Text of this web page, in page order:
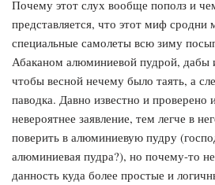
Почему этот слух вообще пополз и
представляется, что этот миф
специальные самолеты всю зиму
Абаканом алюминиевой пудрой, дабы
чтобы весной нечему было таять, а
паводка. Давно известно и проверено
невероятнее заявление, тем легче в
поверить в алюминиевую пудру
алюминиевая пудра?), но почему-то
данность куда более простые и